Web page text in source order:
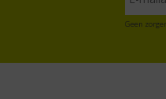
Geen